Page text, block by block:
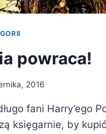
powraca!
2016
fani Harry’ego
księgarnie, by